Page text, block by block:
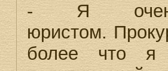
- Я
юристом.
более что я